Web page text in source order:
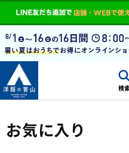
検
お気に入り